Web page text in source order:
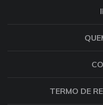
TERMO DE